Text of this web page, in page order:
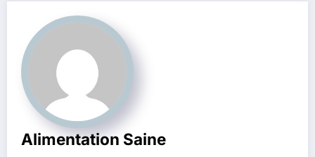
Alimentation Saine